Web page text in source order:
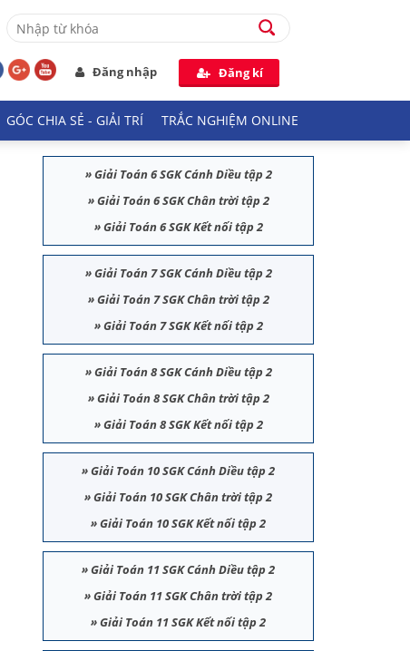
Đăng nhập Đăng kí
GÓC CHIA SẺ - GIẢI TRÍ TRẮC NGHIỆM ONLINE
»Giải Toán 6 SGK Cánh Diều tập 2
»Giải Toán 6 SGK Chân trời tập 2
»Giải Toán 6 SGK Kết nối tập 2
»Giải Toán 7 SGK Cánh Diều tập 2
»Giải Toán 7 SGK Chân trời tập 2
»Giải Toán 7 SGK Kết nối tập 2
»Giải Toán 8 SGK Cánh Diều tập 2
»Giải Toán 8 SGK Chân trời tập 2
»Giải Toán 8 SGK Kết nối tập 2
»Giải Toán 10 SGK Cánh Diều tập 2
»Giải Toán 10 SGK Chân trời tập 2
»Giải Toán 10 SGK Kết nối tập 2
»Giải Toán 11 SGK Cánh Diều tập 2
»Giải Toán 11 SGK Chân trời tập 2
»Giải Toán 11 SGK Kết nối tập 2